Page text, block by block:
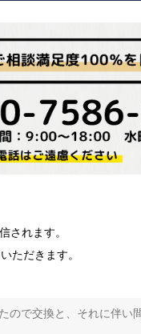
されます。
ただきます。